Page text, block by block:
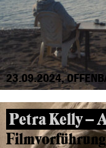
23.09.2024,
Petra Kelly –
Filmvorführung